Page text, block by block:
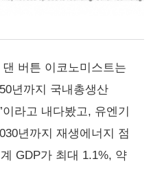
버튼 이코노미스트는
년까지 국내총생산
라고 내다봤고, 유엔기
년까지 재생에너지 점
GDP가 최대 1.1%, 약